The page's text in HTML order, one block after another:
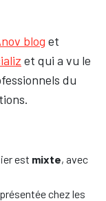
blog et
et qui a vu le
du
est mixte, avec
chez les